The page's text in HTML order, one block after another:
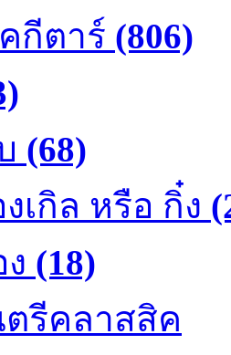
กีตาร์ (806)
(68)
เกิล หรือ กิ๋ง
(18)
ตรีคลาสสิค